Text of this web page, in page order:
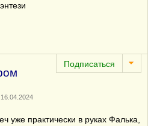
16.04.2024
уже практически в руках Фалька,